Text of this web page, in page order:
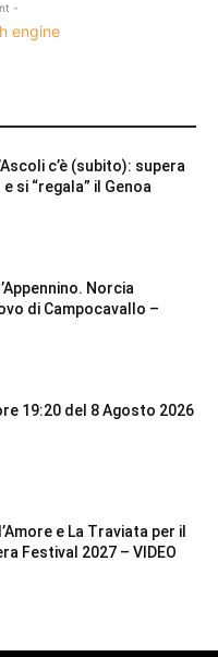
-
c’è (subito): supera
si “regala” il Genoa
Norcia
di Campocavallo –
19:20 del 8 Agosto 2026
e La Traviata per il
Festival 2027 – VIDEO